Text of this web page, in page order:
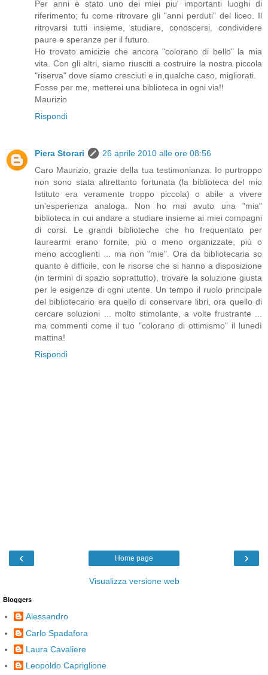
Per anni è stato uno dei miei piu' importanti luoghi di
riferimento; fu come ritrovare gli "anni perduti" del liceo. Il
ritrovarsi tutti insieme, studiare, conoscersi, condividere
paure e speranze per il futuro.
Ho trovato amicizie che ancora "colorano di bello" la mia
vita. Con gli altri, siamo riusciti a costruire la nostra piccola
"riserva" dove siamo cresciuti e in,qualche caso, migliorati.
Fosse per me, metterei una biblioteca in ogni via!!
Maurizio
Rispondi
Piera Storari
26 aprile 2010 alle ore 08:56
Caro Maurizio, grazie della tua testimonianza. Io purtroppo
non sono stata altrettanto fortunata (la biblioteca del mio
Istituto era veramente troppo piccola) o abile a vivere
un'esperienza analoga. Non ho mai avuto una "mia"
biblioteca in cui andare a studiare insieme ai miei compagni
di corsi. Le grandi biblioteche che ho frequentato per
laurearmi erano fornite, più o meno organizzate, più o
meno accoglienti ... ma non "mie". Ora da bibliotecaria so
quanto è difficile, con le risorse che si hanno a disposizione
(in termini di spazio soprattutto), trovare la soluzione giusta
per le esigenze di ogni utente. Un tempo il ruolo principale
del bibliotecario era quello di conservare libri, ora quello di
cercare soluzioni ... molto stimolante, a volte frustrante ...
ma commenti come il tuo "colorano di ottimismo" il lunedì
mattina!
Rispondi
‹ ›
Home page
Visualizza versione web
Bloggers
Alessandro
Carlo Spadafora
Laura Cavaliere
Leopoldo Capriglione